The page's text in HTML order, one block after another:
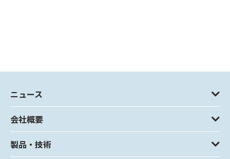
ニュース
会社概要
製品・技術